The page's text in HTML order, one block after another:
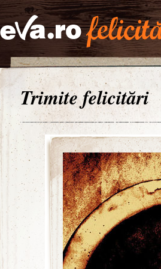
Trimite felicitări